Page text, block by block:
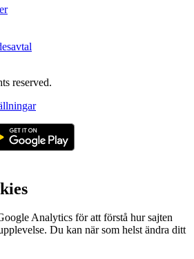
reserved.
Analytics för att förstå hur sajten
Du kan när som helst ändra ditt